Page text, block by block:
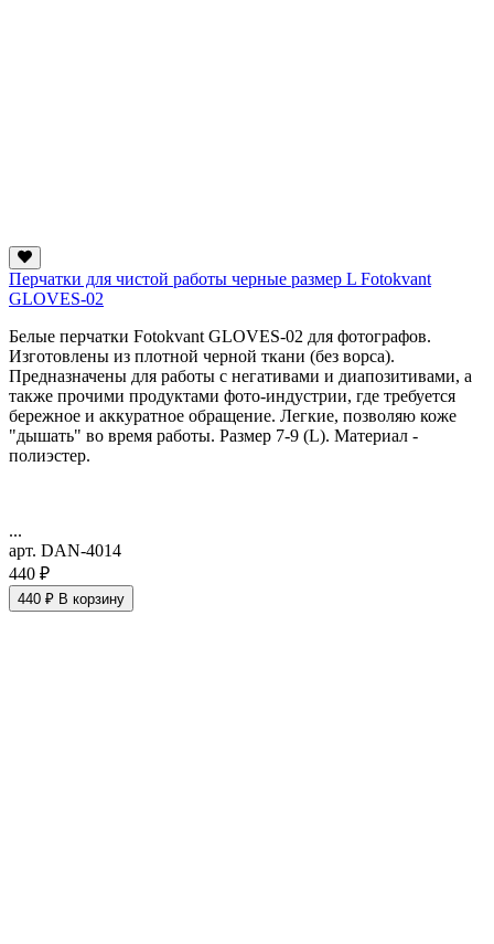
Перчатки для чистой работы черные размер L Fotokvant
GLOVES-02
Белые перчатки Fotokvant GLOVES-02 для фотографов.
Изготовлены из плотной черной ткани (без ворса).
Предназначены для работы с негативами и диапозитивами, а
также прочими продуктами фото-индустрии, где требуется
бережное и аккуратное обращение. Легкие, позволяю коже
"дышать" во время работы. Размер 7-9 (L). Материал -
полиэстер.
...
арт. DAN-4014
440 ₽
440 ₽ В корзину